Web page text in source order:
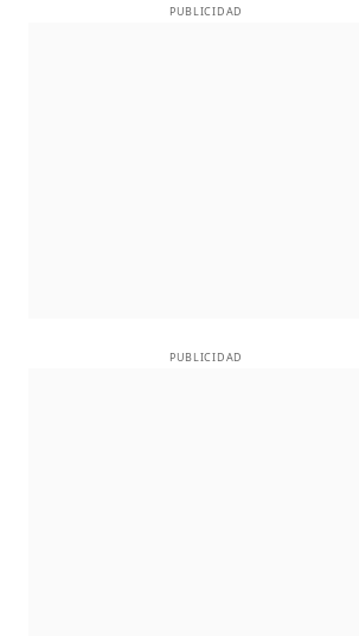
PUBLICIDAD
PUBLICIDAD